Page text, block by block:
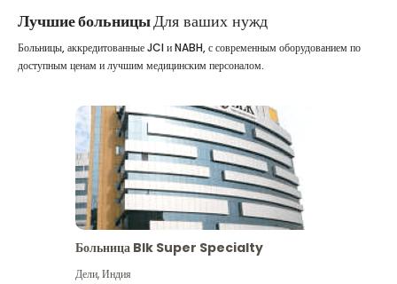
Лучшие больницыДля ваших нужд
Больницы, аккредитованные JCI и NABH, с современным оборудованием по
доступным ценам и лучшим медицинским персоналом.
Больница Blk Super Specialty
Дели,Индия